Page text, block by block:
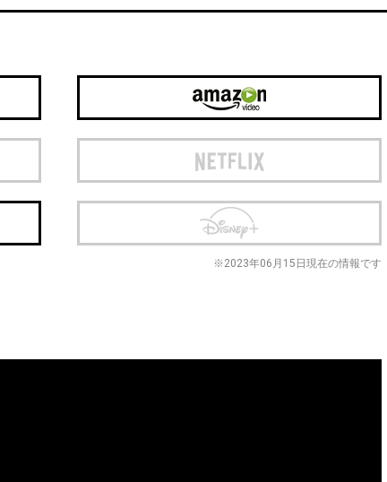
※2023年06月15日現在の情報です